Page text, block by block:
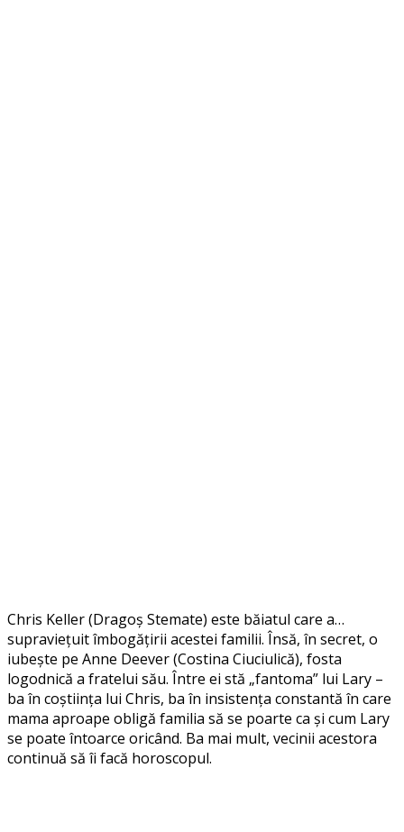
Chris Keller (Dragoș Stemate) este băiatul care a…
supraviețuit îmbogățirii acestei familii. Însă, în secret, o
iubește pe Anne Deever (Costina Ciuciulică), fosta
logodnică a fratelui său. Între ei stă „fantoma” lui Lary –
ba în coștiința lui Chris, ba în insistența constantă în care
mama aproape obligă familia să se poarte ca și cum Lary
se poate întoarce oricând. Ba mai mult, vecinii acestora
continuă să îi facă horoscopul.